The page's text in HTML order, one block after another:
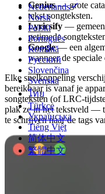
Nederlands
Norsk
Polski
Português
Română
Русский
Slovenčina
Svenska
ไทย
Türkçe
Українська
Tiếng Việt
简体中文
繁體中文
Genius— grote
tekst songteksten.
Lyricsify —
getimede
Google— een
wanneer de speciale
Elke snelkoppeling
bereikbaar is vanaf je
songteksten (of LRC-
plak ze in het tekstveld —
te schrijven naar de tags